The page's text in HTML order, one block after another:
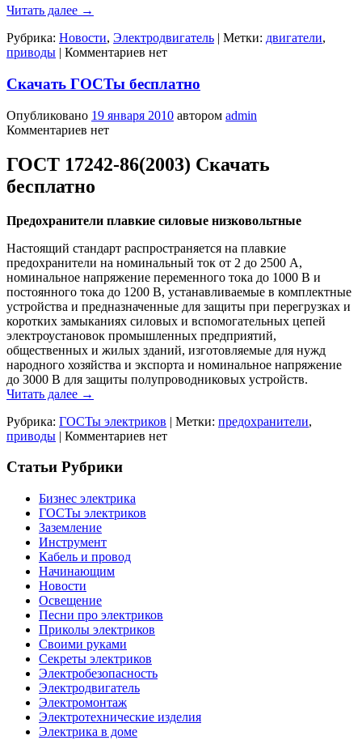
Читать далее →
Рубрика: Новости, Электродвигатель | Метки: двигатели,
приводы | Комментариев нет
Скачать ГОСТы бесплатно
Опубликовано 19 января 2010 автором admin
Комментариев нет
ГОСТ 17242-86(2003) Скачать
бесплатно
Предохранители плавкие силовые низковольтные
Настоящий стандарт распространяется на плавкие
предохранители на номинальный ток от 2 до 2500 А,
номинальное напряжение переменного тока до 1000 В и
постоянного тока до 1200 В, устанавливаемые в комплектные
устройства и предназначенные для защиты при перегрузках и
коротких замыканиях силовых и вспомогательных цепей
электроустановок промышленных предприятий,
общественных и жилых зданий, изготовляемые для нужд
народного хозяйства и экспорта и номинальное напряжение
до 3000 В для защиты полупроводниковых устройств.
Читать далее →
Рубрика: ГОСТы электриков | Метки: предохранители,
приводы | Комментариев нет
Статьи Рубрики
Бизнес электрика
ГОСТы электриков
Заземление
Инструмент
Кабель и провод
Начинающим
Новости
Освещение
Песни про электриков
Приколы электриков
Своими руками
Секреты электриков
Электробезопасность
Электродвигатель
Электромонтаж
Электротехнические изделия
Электрика в доме